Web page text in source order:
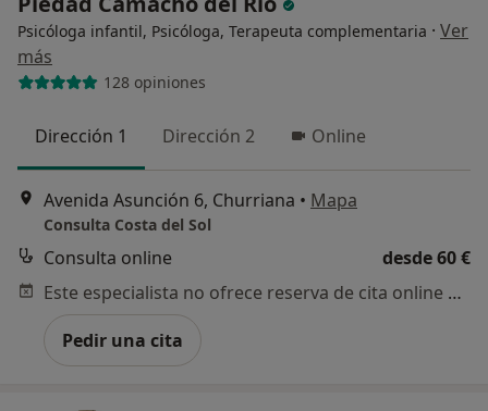
Psicóloga infantil, Psicóloga, Terapeuta complementaria · Ver
más
128 opiniones
Dirección 1 Dirección 2 Online
Avenida Asunción 6, Churriana • Mapa
Consulta Costa del Sol
Consulta online
desde 60 €
Este especialista no ofrece reserva de cita online en esta dirección.
Pedir una cita